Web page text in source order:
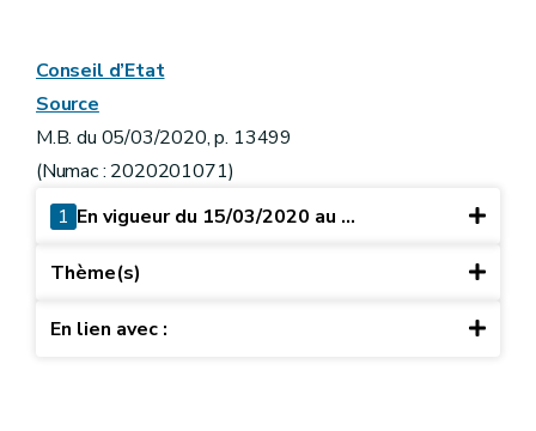
Conseil d’Etat
Source
M.B. du 05/03/2020, p. 13499
(Numac : 2020201071)
1 En vigueur du 15/03/2020 au ...
Thème(s)
En lien avec :